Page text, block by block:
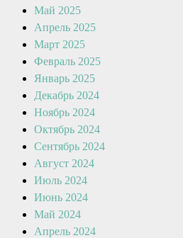
Май 2025
Апрель 2025
Март 2025
Февраль 2025
Январь 2025
Декабрь 2024
Ноябрь 2024
Октябрь 2024
Сентябрь 2024
Август 2024
Июль 2024
Июнь 2024
Май 2024
Апрель 2024